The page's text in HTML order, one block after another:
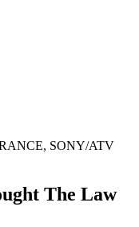
SONY/ATV
The Law